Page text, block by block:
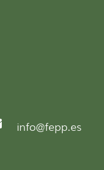
info@fepp.es